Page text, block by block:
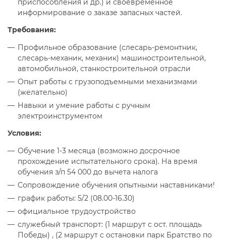
приспособления и др.) и своевременное
информирование о заказе запасных частей.
Требования:
Профильное образование (слесарь-ремонтник,
слесарь-механик, механик) машиностроительной,
автомобильной, станкостроительной отрасли
Опыт работы с грузоподъемными механизмами
(желательно)
Навыки и умение работы с ручным
электроинструментом
Условия:
Обучение 1-3 месяца (возможно досрочное
прохождение испытательного срока). На время
обучения з/п 54 000 до вычета налога
Сопровождение обучения опытными наставниками!
график работы: 5/2 (08.00-16.30)
официальное трудоустройство
служебный транспорт: (1 маршрут с ост. площадь
Победы) , (2 маршрут с остановки парк Братство по